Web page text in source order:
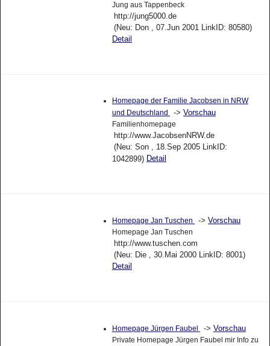
Jung aus Tappenbeck
http://jung5000.de
(Neu: Don , 07.Jun 2001 LinkID: 80580)
Detail
Homepage der Familie Jacobsen in NRW
und Deutschland
-> Vorschau
Familienhomepage
http://www.JacobsenNRW.de
(Neu: Son , 18.Sep 2005 LinkID:
1042899) Detail
Homepage Jan Tuschen -> Vorschau
Homepage Jan Tuschen
http://www.tuschen.com
(Neu: Die , 30.Mai 2000 LinkID: 8001)
Detail
Homepage Jürgen Faubel -> Vorschau
Private Homepage Jürgen Faubel mir Info zu